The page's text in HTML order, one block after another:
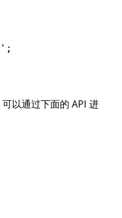
;
以通过下面的 API 进